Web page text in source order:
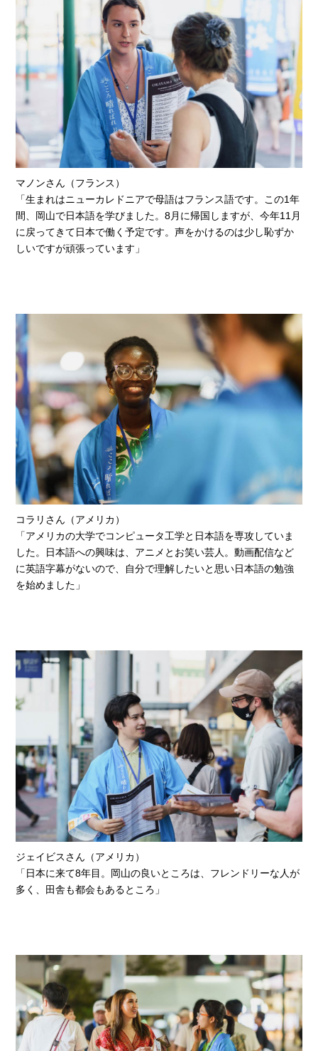
マノンさん（フランス）
「生まれはニューカレドニアで母語はフランス語です。この1年
間、岡山で日本語を学びました。8月に帰国しますが、今年11月
に戻ってきて日本で働く予定です。声をかけるのは少し恥ずか
しいですが頑張っています」
コラリさん（アメリカ）
「アメリカの大学でコンピュータ工学と日本語を専攻していま
した。日本語への興味は、アニメとお笑い芸人。動画配信など
に英語字幕がないので、自分で理解したいと思い日本語の勉強
を始めました」
ジェイビスさん（アメリカ）
「日本に来て8年目。岡山の良いところは、フレンドリーな人が
多く、田舎も都会もあるところ」